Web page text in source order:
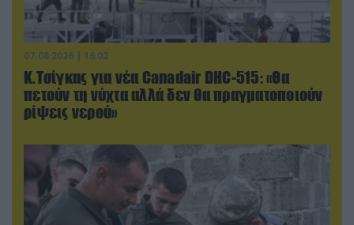
07.08.2026 | 16:02
Κ.Τσίγκας για νέα Canadair DHC-515: «Θα
πετούν τη νύχτα αλλά δεν θα πραγματοποιούν
ρίψεις νερού»